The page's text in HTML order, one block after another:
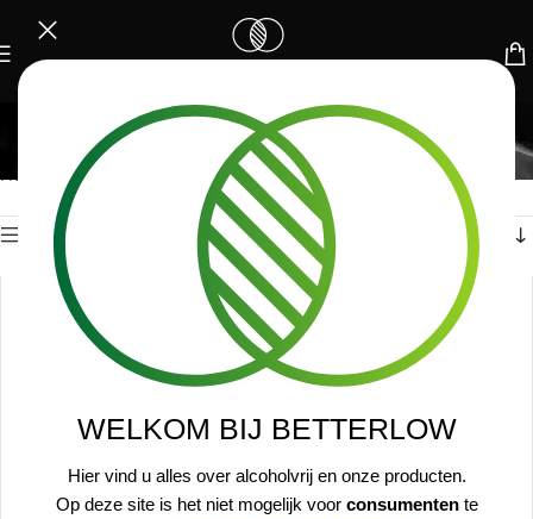
WELKOM BIJ BETTERLOW
Hier vind u alles over alcoholvrij en onze producten.
Op deze site is het niet mogelijk voor consumentente
SPARKLING TEA
Sparkling Tea Toont alle 8 resultaten
Toon sidebar